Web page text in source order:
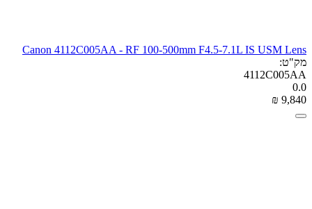
Canon 4112C005AA - RF 100-500mm F4.5-7.1L IS USM Lens
מק"ט:
4112C005AA
0.0
₪ 9,840